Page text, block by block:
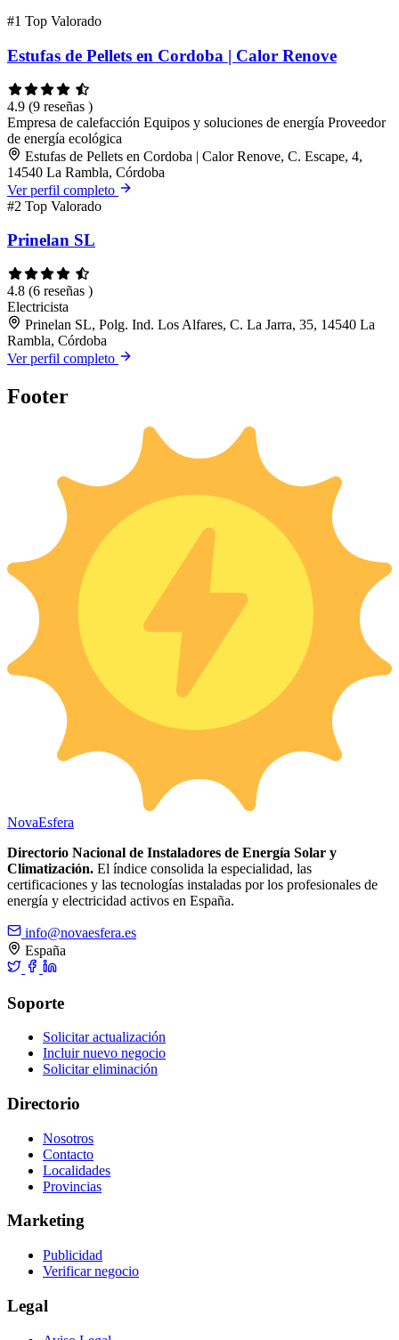
#1 Top Valorado
Estufas de Pellets en Cordoba | Calor Renove
4.9 (9 reseñas )
Empresa de calefacción Equipos y soluciones de energía Proveedor
de energía ecológica
Estufas de Pellets en Cordoba | Calor Renove, C. Escape, 4,
14540 La Rambla, Córdoba
Ver perfil completo
#2 Top Valorado
Prinelan SL
4.8 (6 reseñas )
Electricista
Prinelan SL, Polg. Ind. Los Alfares, C. La Jarra, 35, 14540 La
Rambla, Córdoba
Ver perfil completo
Footer
NovaEsfera
Directorio Nacional de Instaladores de Energía Solar y
Climatización. El índice consolida la especialidad, las
certificaciones y las tecnologías instaladas por los profesionales de
energía y electricidad activos en España.
info@novaesfera.es
España
Soporte
Solicitar actualización
Incluir nuevo negocio
Solicitar eliminación
Directorio
Nosotros
Contacto
Localidades
Provincias
Marketing
Publicidad
Verificar negocio
Legal